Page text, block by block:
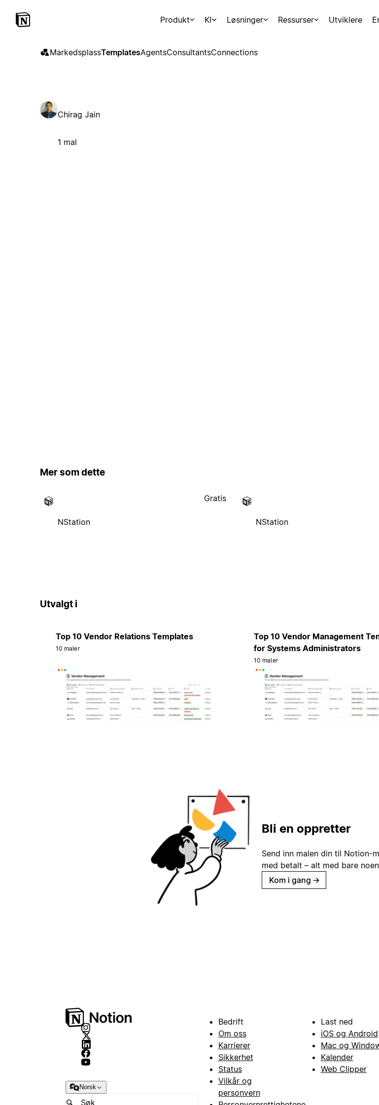
Produkt KI Løsninger Ressurser Utviklere
MarkedsplassTemplatesAgentsConsultantsConnections
Chirag Jain
1 mal
Mer som dette
NStation
Gratis
NStation
Utvalgt i
Top 10 Vendor Relations Templates
10 maler
Top 10 Vendor Management
for Systems Administrators
10 maler
Bli en oppretter
Send inn malen din til Notion-
med betalt – alt med bare
Kom i gang →
Norsk
Bedrift
Om oss
Karrierer
Sikkerhet
Status
Vilkår og
personvern
Last ned
iOS og Android
Mac og
Kalender
Web Clipper